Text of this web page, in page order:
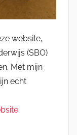
website,
(SBO)
Met mijn
echt